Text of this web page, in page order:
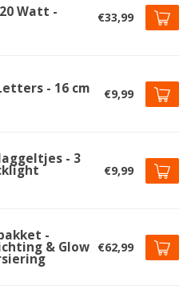
Watt - €33,99
- 16 cm €9,99
- 3
€9,99
-
& Glow €62,99